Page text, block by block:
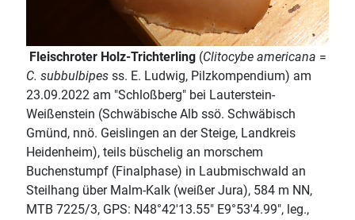
Fleischroter Holz-Trichterling (Clitocybe americana =
C. subbulbipes ss. E. Ludwig, Pilzkompendium) am
23.09.2022 am "Schloßberg" bei Lauterstein-
Weißenstein (Schwäbische Alb ssö. Schwäbisch
Gmünd, nnö. Geislingen an der Steige, Landkreis
Heidenheim), teils büschelig an morschem
Buchenstumpf (Finalphase) in Laubmischwald an
Steilhang über Malm-Kalk (weißer Jura), 584 m NN,
MTB 7225/3, GPS: N48°42'13.55" E9°53'4.99", leg.,